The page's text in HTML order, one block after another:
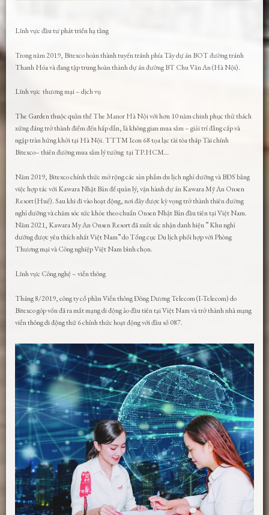
Lĩnh vực đầu tư phát triển hạ tầng
Trong năm 2019, Bitexco hoàn thành tuyến tránh phía Tây dự án BOT đường tránh
Thanh Hóa và đang tập trung hoàn thành dự án đường BT Chu Văn An (Hà Nội).
Lĩnh vực thương mại – dịch vụ
The Garden thuộc quần thể The Manor Hà Nội với hơn 10 năm chinh phục thử thách
xứng đáng trở thành điểm đến hấp dẫn, là không gian mua sắm – giải trí đẳng cấp và
ngập tràn hứng khởi tại Hà Nội. TTTM Icon 68 tọa lạc tài tòa tháp Tài chính
Bitexco– thiên đường mua sắm lý tưởng tại TP.HCM…
Năm 2019, Bitexco chính thức mở rộng các sản phẩm du lịch nghỉ dưỡng và BĐS bằng
việc hợp tác với Kawara Nhật Bản để quản lý, vận hành dự án Kawara Mỹ An Onsen
Resort (Huế). Sau khi đi vào hoạt động, nơi đây được kỳ vọng trở thành thiên đường
nghỉ dưỡng và chăm sóc sức khỏe theo chuẩn Onsen Nhật Bản đầu tiên tại Việt Nam.
Năm 2021, Kawara My An Onsen Resort đã xuất sắc nhận danh hiệu ” Khu nghỉ
dưỡng được yêu thích nhất Việt Nam” do Tổng cục Du lịch phối hợp với Phòng
Thương mại và Công nghiệp Việt Nam bình chọn.
Lĩnh vực Công nghệ – viễn thông
Tháng 8/2019, công ty cổ phần Viễn thông Đông Dương Telecom (I-Telecom) do
Bitexco góp vốn đã ra mắt mạng di động ảo đầu tiên tại Việt Nam và trở thành nhà mạng
viễn thông di động thứ 6 chính thức hoạt động với đầu số 087.